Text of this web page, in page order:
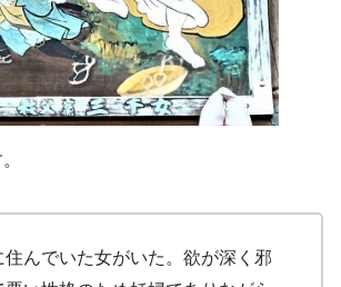
んでいた女がいた。欲が深く邪